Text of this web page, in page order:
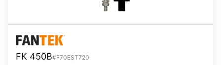
FK 450B#F70EST720